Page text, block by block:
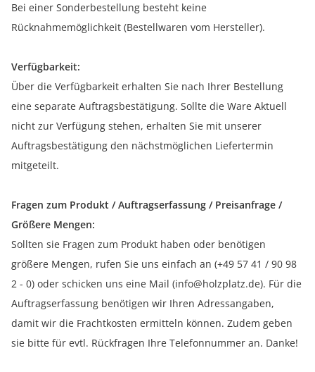
Bei einer Sonderbestellung besteht keine
Rücknahmemöglichkeit (Bestellwaren vom Hersteller).
Verfügbarkeit:
Über die Verfügbarkeit erhalten Sie nach Ihrer Bestellung
eine separate Auftragsbestätigung. Sollte die Ware Aktuell
nicht zur Verfügung stehen, erhalten Sie mit unserer
Auftragsbestätigung den nächstmöglichen Liefertermin
mitgeteilt.
Fragen zum Produkt / Auftragserfassung / Preisanfrage /
Größere Mengen:
Sollten sie Fragen zum Produkt haben oder benötigen
größere Mengen, rufen Sie uns einfach an (+49 57 41 / 90 98
2 - 0) oder schicken uns eine Mail (info@holzplatz.de). Für die
Auftragserfassung benötigen wir Ihren Adressangaben,
damit wir die Frachtkosten ermitteln können. Zudem geben
sie bitte für evtl. Rückfragen Ihre Telefonnummer an. Danke!